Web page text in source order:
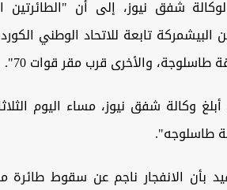
شفق نيوز، إلى أن "الطائرتين
قبل قوات 70 (قوات من البيشمركة تابعة للاتحاد الوطني
والأخرى قرب مقر قوات 70".
وكالة شفق نيوز، مساء اليوم
طاسلوجه".
بأن الانفجار ناجم عن سقوط طائرة